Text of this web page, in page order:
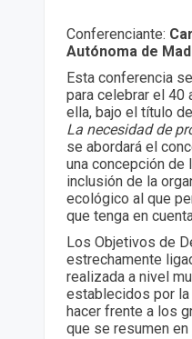
Conferenciante:
Autónoma de
Esta conferencia
para celebrar el 40
ella, bajo el título de
La necesidad de
se abordará el
una concepción
inclusión de la
ecológico al que
que tenga en
Los Objetivos de
estrechamente
realizada a nivel
establecidos por la
hacer frente a los
que se resumen